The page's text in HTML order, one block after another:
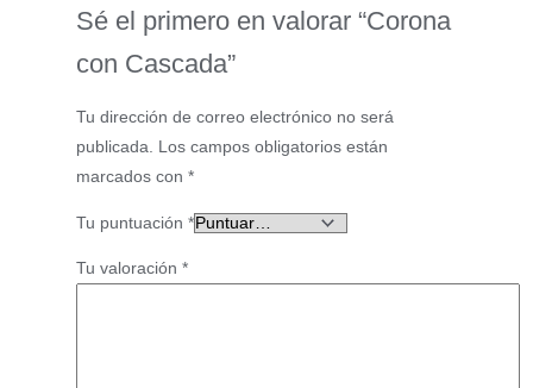
Sé el primero en valorar “Corona
con Cascada”
Tu dirección de correo electrónico no será
publicada.
Los campos obligatorios están
marcados con *
Tu puntuación *
Tu valoración *